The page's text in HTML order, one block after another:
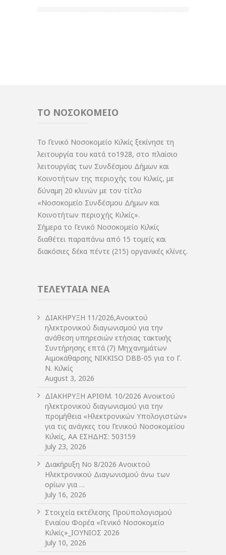
ΤΟ ΝΟΣΟΚΟΜΕΙΟ
Το Γενικό Νοσοκομείο Κιλκίς ξεκίνησε τη
λειτουργία του κατά το1928, στο πλαίσιο
λειτουργίας των Συνδέσμου Δήμων και
Κοινοτήτων της περιοχής του Κιλκίς, με
δύναμη 20 κλινών με τον τίτλο
«Νοσοκομείο Συνδέσμου Δήμων και
Κοινοτήτων περιοχής Κιλκίς».
Σήμερα το Γενικό Νοσοκομείο Κιλκίς
διαθέτει παραπάνω από 15 τομείς και
διακόσιες δέκα πέντε (215) οργανικές κλίνες.
ΤΕΛΕΥΤΑΙΑ ΝΕΑ
ΔIΑΚΗΡΥΞΗ 11/2026,Ανοικτού
ηλεκτρονικού διαγωνισμού για την
ανάθεση υπηρεσιών ετήσιας τακτικής
Συντήρησης επτά (7) Μηχανημάτων
Αιμοκάθαρσης NIKKISO DBB-05 για το Γ.
Ν. Κιλκίς
August 3, 2026
ΔIΑΚΗΡΥΞΗ ΑΡIΘΜ. 10/2026 Ανοικτού
ηλεκτρονικού διαγωνισμού για την
προμήθεια «Ηλεκτρονικών Υπολογιστών»
για τις ανάγκες του Γενικού Νοσοκομείου
Κιλκίς, ΑΑ ΕΣΗΔΗΣ: 503159
July 23, 2026
Διακήρυξη Νο 8/2026 Ανοικτού
Ηλεκτρονικού Διαγωνισμού άνω των
ορίων για …
July 16, 2026
Στοιχεία εκτέλεσης Προϋπολογισμού
Ενιαίου Φορέα «Γενικό Νοσοκομείο
Κιλκίς»_ΙΟΥΝΙΟΣ 2026
July 10, 2026